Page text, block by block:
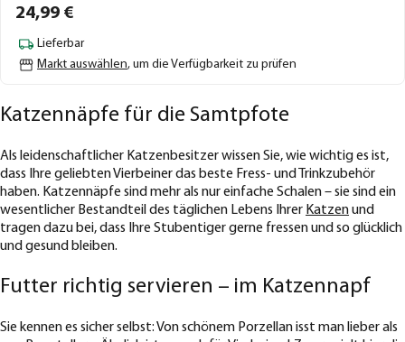
24,99 €
Lieferbar
Markt auswählen, um die Verfügbarkeit zu prüfen
Katzennäpfe für die Samtpfote
Als leidenschaftlicher Katzenbesitzer wissen Sie, wie wichtig es ist,
dass Ihre geliebten Vierbeiner das beste Fress- und Trinkzubehör
haben. Katzennäpfe sind mehr als nur einfache Schalen – sie sind ein
wesentlicher Bestandteil des täglichen Lebens Ihrer Katzenund
tragen dazu bei, dass Ihre Stubentiger gerne fressen und so glücklich
und gesund bleiben.
Futter richtig servieren – im Katzennapf
Sie kennen es sicher selbst: Von schönem Porzellan isst man lieber als